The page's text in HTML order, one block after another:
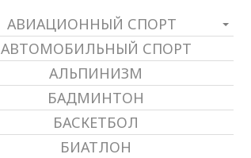
АВИАЦИОННЫЙ СПОРТ
АВТОМОБИЛЬНЫЙ СПОРТ
АЛЬПИНИЗМ
БАДМИНТОН
БАСКЕТБОЛ
БИАТЛОН